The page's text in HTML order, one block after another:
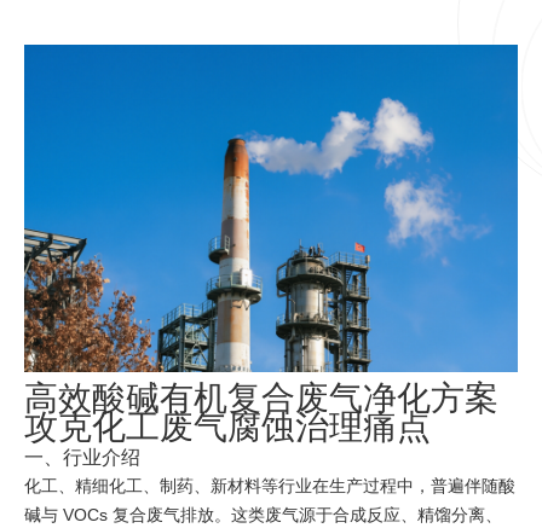
高效酸碱有机复合废气净化方案
攻克化工废气腐蚀治理痛点
一、行业介绍
化工、精细化工、制药、新材料等行业在生产过程中，普遍伴随酸
碱与 VOCs 复合废气排放。这类废气源于合成反应、精馏分离、